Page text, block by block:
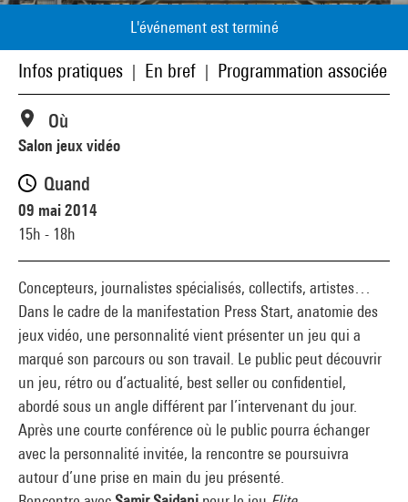
L'événement est terminé
Infos pratiques En bref Programmation associée
Concepteurs, journalistes spécialisés, collectifs, artistes…
Dans le cadre de la manifestation Press Start, anatomie des
jeux vidéo, une personnalité vient présenter un jeu qui a
marqué son parcours ou son travail. Le public peut découvrir
un jeu, rétro ou d’actualité, best seller ou confidentiel,
abordé sous un angle différent par l’intervenant du jour.
Après une courte conférence où le public pourra échanger
avec la personnalité invitée, la rencontre se poursuivra
autour d’une prise en main du jeu présenté.
Où
Salon jeux vidéo
Quand
09 mai 2014
15h - 18h